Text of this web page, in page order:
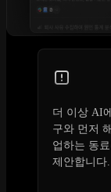
더 이상 AI
구와 먼저
업하는 동
제안합니다.